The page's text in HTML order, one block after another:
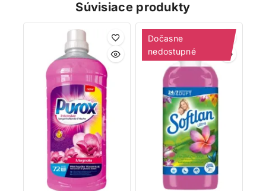
Súvisiace produkty
Dočasne
nedostupné